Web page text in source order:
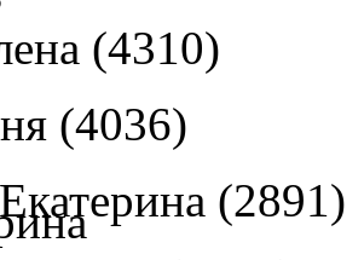
(4310)
(4036)
Екатерина (2891)